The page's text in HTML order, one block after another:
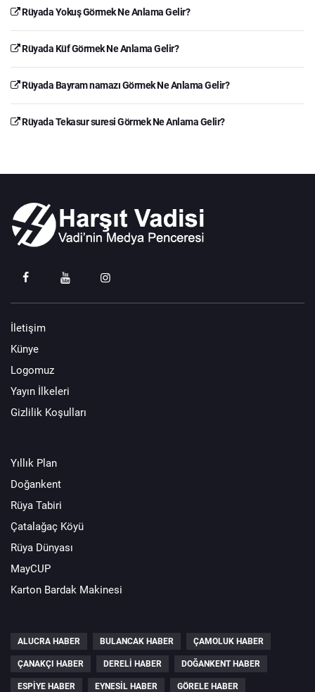
Rüyada Yokuş Görmek Ne Anlama Gelir?
Rüyada Küf Görmek Ne Anlama Gelir?
Rüyada Bayram namazı Görmek Ne Anlama Gelir?
Rüyada Tekasur suresi Görmek Ne Anlama Gelir?
İletişim
Künye
Logomuz
Yayın İlkeleri
Gizlilik Koşulları
Yıllık Plan
Doğankent
Rüya Tabiri
Çatalağaç Köyü
Rüya Dünyası
MayCUP
Karton Bardak Makinesi
ALUCRA HABER BULANCAK HABER ÇAMOLUK HABER
ÇANAKÇI HABER DERELI HABER DOĞANKENT HABER
ESPIYE HABER EYNESIL HABER GÖRELE HABER